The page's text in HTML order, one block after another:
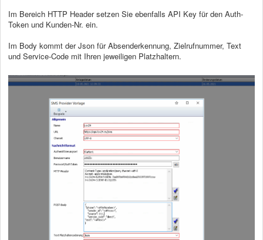
Im Bereich HTTP Header setzen Sie ebenfalls API Key für den Auth-
Token und Kunden-Nr. ein.
Im Body kommt der Json für Absenderkennung, Zielrufnummer, Text
und Service-Code mit Ihren jeweiligen Platzhaltern.